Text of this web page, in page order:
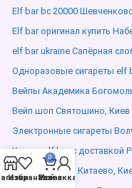
Elf bar bc 20000
Elf bar оригинал купить
elf bar ukraine Сапёрная
Одноразовые сигареты elf
Вейпы Академика
Вейп шоп Святошино, Киев
Электронные сигареты
Купить elf bar с доставкой
жижа эльф бар Китаево,
Избранное
0
Заказ
Мой аккаунт